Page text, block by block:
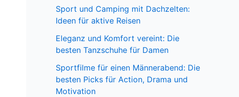
c
h
:
Sport und Camping mit Dachzelten:
Ideen für aktive Reisen
Eleganz und Komfort vereint: Die
besten Tanzschuhe für Damen
Sportfilme für einen Männerabend: Die
besten Picks für Action, Drama und
Motivation